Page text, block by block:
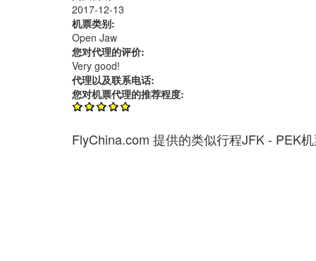
2017-12-13
机票类别:
Open Jaw
您对代理的评价:
Very good!
代理以及联系电话:
您对机票代理的推荐程度:
FlyChina.com 提供的类似行程JFK - PEK